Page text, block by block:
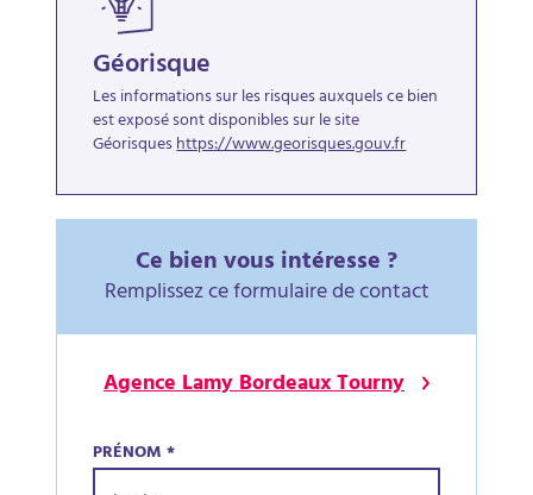
Géorisque
Les informations sur les risques auxquels ce bien
est exposé sont disponibles sur le site
Géorisqueshttps://www.georisques.gouv.fr
Ce bien vous intéresse ?
Remplissez ce formulaire de contact
Agence Lamy Bordeaux Tourny
PRÉNOM*